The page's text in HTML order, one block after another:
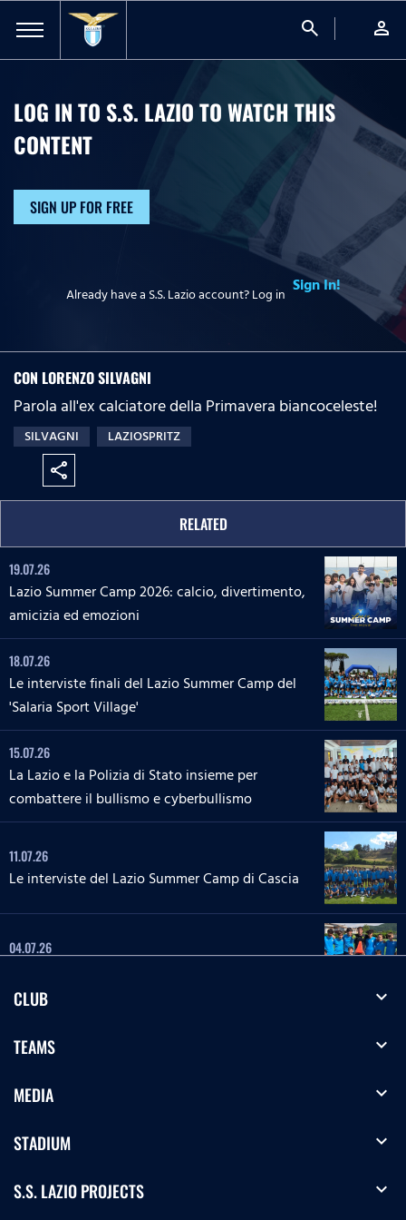
search person
LOG IN TO S.S. LAZIO TO WATCHTHIS
CONTENT
SIGN UP FOR FREE
Already have a S.S. Lazio account? Log in Sign In!
CON LORENZO SILVAGNI
Parola all'ex calciatore della Primavera biancoceleste!
SILVAGNI LAZIOSPRITZ
share
RELATED
19.07.26
Lazio Summer Camp 2026: calcio, divertimento,
amicizia ed emozioni
18.07.26
Le interviste finali del Lazio Summer Camp del
'Salaria Sport Village'
15.07.26
La Lazio e la Polizia di Stato insieme per
combattere il bullismo e cyberbullismo
11.07.26
Le interviste del Lazio Summer Camp di Cascia
04.07.26
Le interviste del Lazio Summer Camp del 'Green
'La Lepre e la tartaruga' - La squadra Speciale
CLUB expand_more
TEAMS expand_more
MEDIA expand_more
STADIUM expand_more
S.S. LAZIO PROJECTS expand_more